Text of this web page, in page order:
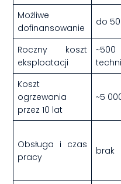
Możliwe
dofinansowanie
do
Roczny koszt
eksploatacji
Koszt
ogrzewania
przez 10 lat
~5
Obsługa i czas
pracy
brak